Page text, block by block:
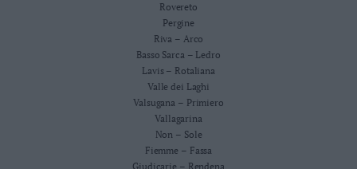
Rovereto
Pergine
Riva – Arco
Basso Sarca – Ledro
Lavis – Rotaliana
Valle dei Laghi
Valsugana – Primiero
Vallagarina
Non – Sole
Fiemme – Fassa
Giudicarie – Rendena